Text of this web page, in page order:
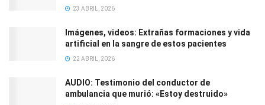
23 ABRIL, 2026
Imágenes, videos: Extrañas formaciones y vida
artificial en la sangre de estos pacientes
22 ABRIL, 2026
AUDIO: Testimonio del conductor de
ambulancia que murió: «Estoy destruido»